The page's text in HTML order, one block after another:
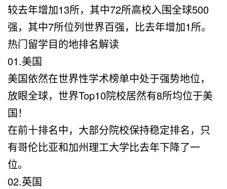
较去年增加13所，其中72所高校入围全球500
强，其中7所位列世界百强，比去年增加1所。
热门留学目的地排名解读
01.美国
美国依然在世界性学术榜单中处于强势地位，
放眼全球，世界Top10院校居然有8所均位于美
国！
在前十排名中，大部分院校保持稳定排名，只
有哥伦比亚和加州理工大学比去年下降了一
位。
02.英国